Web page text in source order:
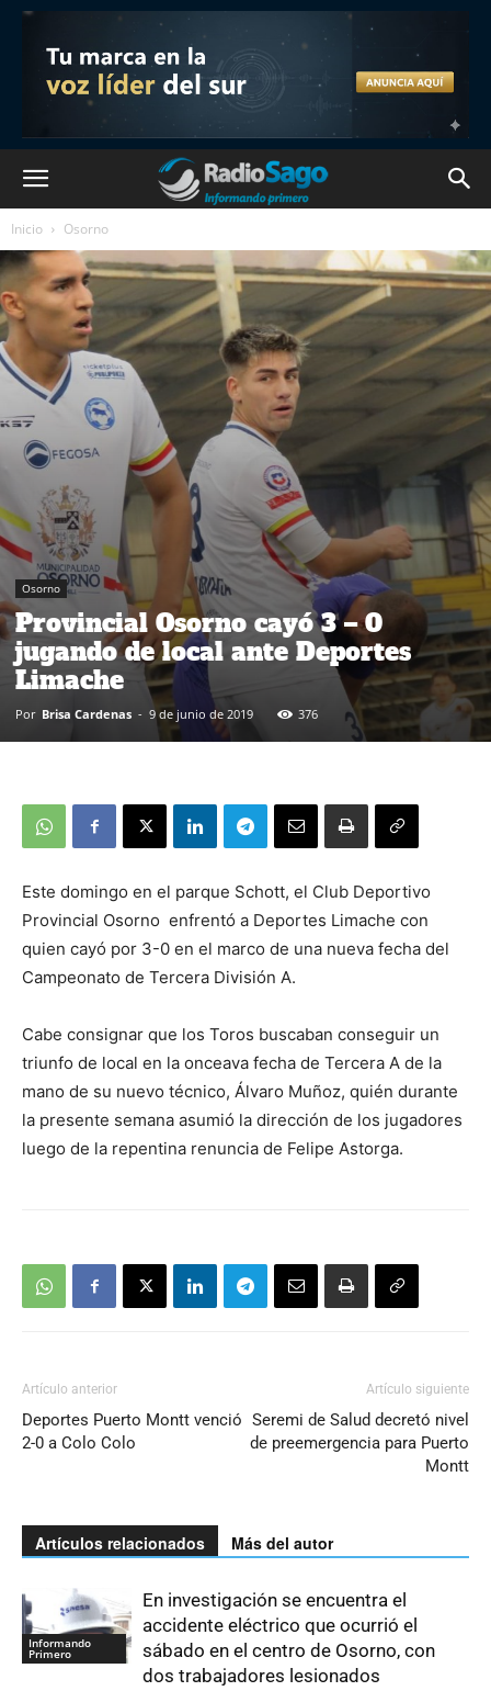
Inicio Osorno
Osorno
Provincial Osorno cayó 3 – 0
jugando de local ante Deportes
Limache
Por Brisa Cardenas - 9 de junio de 2019 376
Este domingo en el parque Schott, el Club Deportivo
Provincial Osorno enfrentó a Deportes Limache con
quien cayó por 3-0 en el marco de una nueva fecha del
Campeonato de Tercera División A.
Cabe consignar que los Toros buscaban conseguir un
triunfo de local en la onceava fecha de Tercera A de la
mano de su nuevo técnico, Álvaro Muñoz, quién durante
la presente semana asumió la dirección de los jugadores
luego de la repentina renuncia de Felipe Astorga.
Artículo anterior
Deportes Puerto Montt venció
2-0 a Colo Colo
Artículo siguiente
Seremi de Salud decretó nivel
de preemergencia para Puerto
Montt
Artículos relacionados Más del autor
Informando
Primero
En investigación se encuentra el
accidente eléctrico que ocurrió el
sábado en el centro de Osorno, con
dos trabajadores lesionados